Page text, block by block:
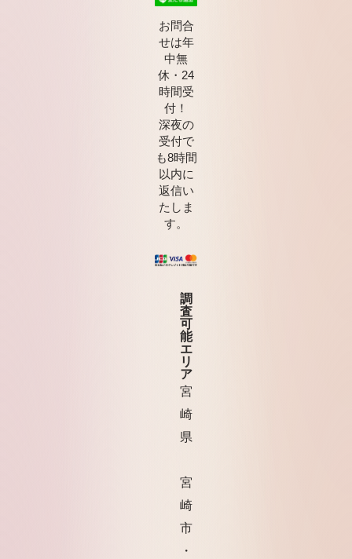
お問合
せは年
中無
休・24
時間受
付！
深夜の
受付で
も8時間
以内に
返信い
たしま
す。
調
査
可
能
エ
リ
ア
宮
崎
県
宮
崎
市
・